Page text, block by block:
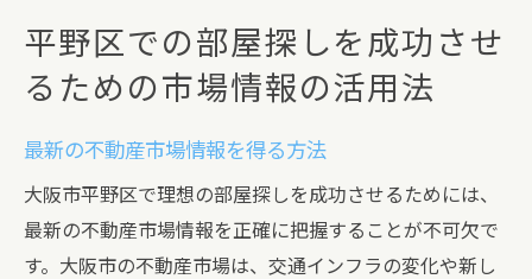
平野区での部屋探しを成功させ
るための市場情報の活用法
最新の不動産市場情報を得る方法
大阪市平野区で理想の部屋探しを成功させるためには、
最新の不動産市場情報を正確に把握することが不可欠で
す。大阪市の不動産市場は、交通インフラの変化や新し